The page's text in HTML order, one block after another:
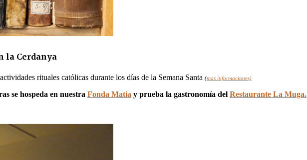
la Cerdanya
rituales católicas durante los días de la Semana Santa (mas informaciones)
se hospeda en nuestra Fonda Matia y prueba la gastronomía del Restaurante La Muga.